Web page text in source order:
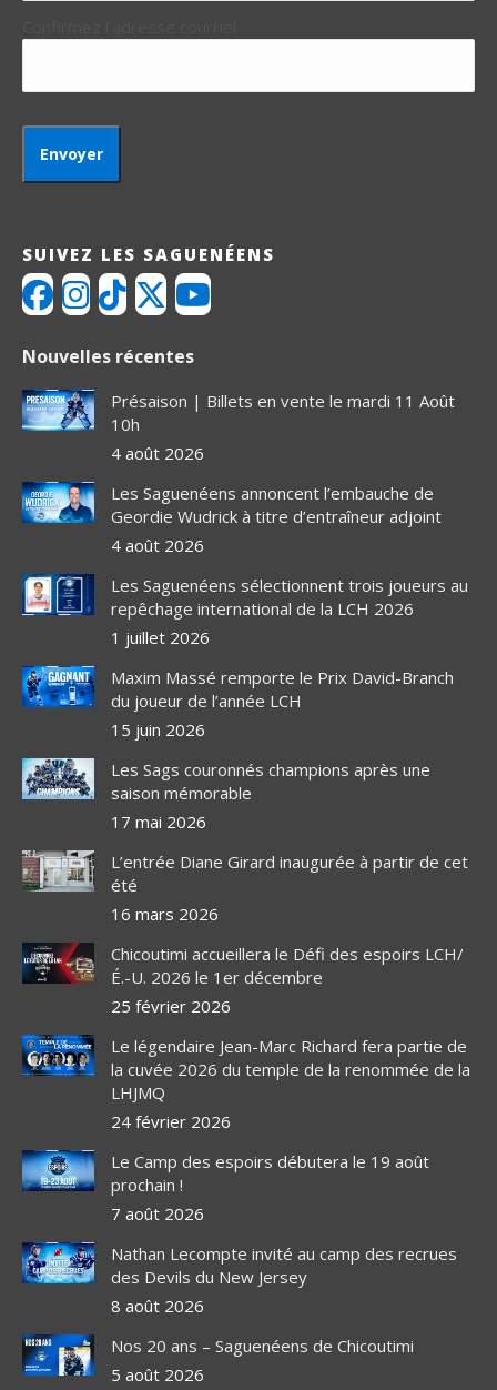
SUIVEZ LES SAGUENÉENS
Nouvelles récentes
Présaison | Billets en vente le mardi 11 Août
10h
4 août 2026
Les Saguenéens annoncent l’embauche de
Geordie Wudrick à titre d’entraîneur adjoint
4 août 2026
Les Saguenéens sélectionnent trois joueurs au
repêchage international de la LCH 2026
1 juillet 2026
Maxim Massé remporte le Prix David-Branch
du joueur de l’année LCH
15 juin 2026
Les Sags couronnés champions après une
saison mémorable
17 mai 2026
L’entrée Diane Girard inaugurée à partir de cet
été
16 mars 2026
Chicoutimi accueillera le Défi des espoirs LCH/
É.-U. 2026 le 1er décembre
25 février 2026
Le légendaire Jean-Marc Richard fera partie de
la cuvée 2026 du temple de la renommée de la
LHJMQ
24 février 2026
Le Camp des espoirs débutera le 19 août
prochain !
7 août 2026
Nathan Lecompte invité au camp des recrues
des Devils du New Jersey
8 août 2026
Nos 20 ans – Saguenéens de Chicoutimi
5 août 2026